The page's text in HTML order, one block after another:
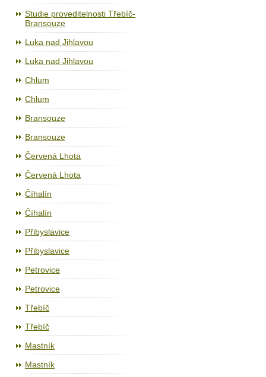
Studie proveditelnosti Třebíč-
Bransouze
Luka nad Jihlavou
Luka nad Jihlavou
Chlum
Chlum
Bransouze
Bransouze
Červená Lhota
Červená Lhota
Číhalín
Číhalín
Přibyslavice
Přibyslavice
Petrovice
Petrovice
Třebíč
Třebíč
Mastník
Mastník